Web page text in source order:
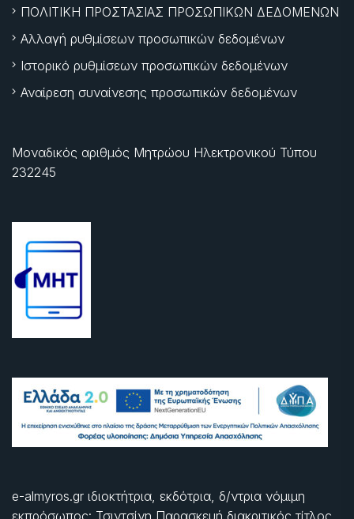
ΠΟΛΙΤΙΚΗ ΠΡΟΣΤΑΣΙΑΣ ΠΡΟΣΩΠΙΚΩΝ ΔΕΔΟΜΕΝΩΝ
Αλλαγή ρυθμίσεων προσωπικών δεδομένων
Ιστορικό ρυθμίσεων προσωπικών δεδομένων
Αναίρεση συναίνεσης προσωπικών δεδομένων
Μοναδικός αριθμός Μητρώου Ηλεκτρονικού Τύπου
232245
e-almyros.gr ιδιοκτήτρια, εκδότρια, δ/ντρια νόμιμη